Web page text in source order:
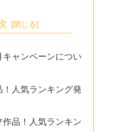
ャンペーンについ
人気ランキング発
品！人気ランキン